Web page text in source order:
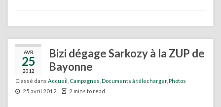
AVR
25
2012
Bizi dégage Sarkozy à la ZUP de
Bayonne
Classé dans Accueil Campagnes Documents à télecharger, Photos
25 avril 2012
2 mins to read